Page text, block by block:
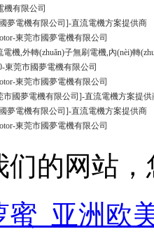
機有限公司
夢電機有限公司]-直流電機方案提供商
東莞市國夢電機有限公司
機,外轉(zhuǎn)子無刷電機,內(nèi)轉
東莞市國夢電機有限公司
東莞市國夢電機有限公司
市國夢電機有限公司]-直流電機方案提供
夢電機有限公司]-直流電機方案提供商
東莞市國夢電機有限公司
们的网站
蜜_亚洲欧